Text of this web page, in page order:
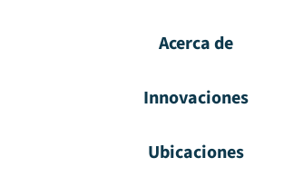
Acerca de
Innovaciones
Ubicaciones